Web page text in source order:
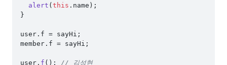
alert ( this . name );
}
user. f = sayHi;
member. f = sayHi;
user. f (); // 김성현